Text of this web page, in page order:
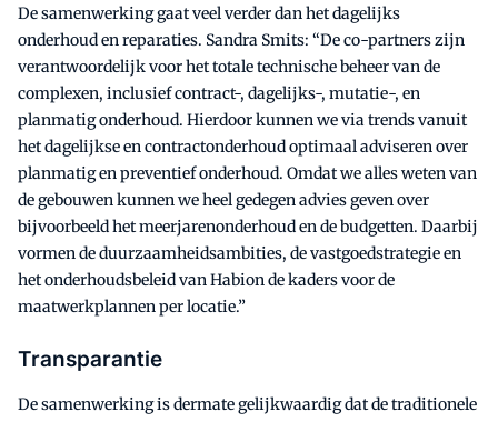
De samenwerking gaat veel verder dan het dagelijks
onderhoud en reparaties. Sandra Smits: “De co-partners zijn
verantwoordelijk voor het totale technische beheer van de
complexen, inclusief contract-, dagelijks-, mutatie-, en
planmatig onderhoud. Hierdoor kunnen we via trends vanuit
het dagelijkse en contractonderhoud optimaal adviseren over
planmatig en preventief onderhoud. Omdat we alles weten van
de gebouwen kunnen we heel gedegen advies geven over
bijvoorbeeld het meerjarenonderhoud en de budgetten. Daarbij
vormen de duurzaamheidsambities, de vastgoedstrategie en
het onderhoudsbeleid van Habion de kaders voor de
maatwerkplannen per locatie.”
Transparantie
De samenwerking is dermate gelijkwaardig dat de traditionele